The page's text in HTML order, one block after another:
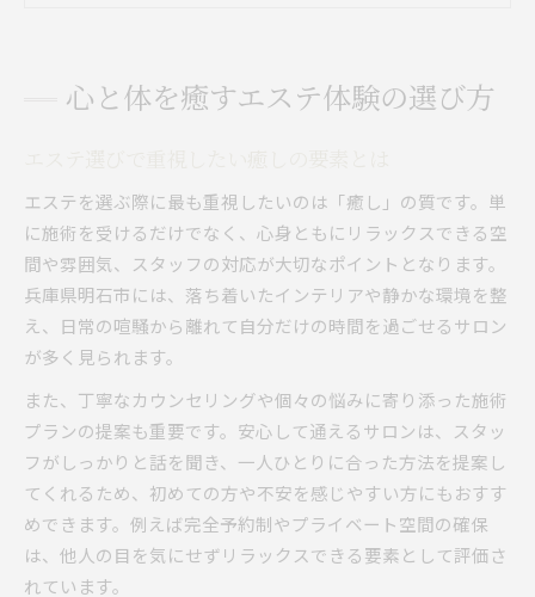
女性が安心できる明石のエステ環境の特徴
安い料金でも安心できるエステの選び方
深夜営業エステが叶える柔軟な通い方
リフレッシュ時間を叶えるマッサージ案内
明石エリアで人気のマッサージとエステ比較
リフレッシュ効果が高いエステ施術の種類
安い価格帯のマッサージでも満足度を得る工夫
中国式マッサージの魅力と注意点を紹介
個室利用で叶う自分だけの癒し時間特集
エステに通うなら知っておきたいポイント
エステ選択で気をつけたい安心安全の基準
安いエステでも技術力を見分けるコツ
心と体を癒すエステ体験の選び方
エステを選ぶ際に最も重視したいのは「癒し」の質です。単
に施術を受けるだけでなく、心身ともにリラックスできる空
間や雰囲気、スタッフの対応が大切なポイントとなります。
兵庫県明石市には、落ち着いたインテリアや静かな環境を整
え、日常の喧騒から離れて自分だけの時間を過ごせるサロン
が多く見られます。
また、丁寧なカウンセリングや個々の悩みに寄り添った施術
プランの提案も重要です。安心して通えるサロンは、スタッ
フがしっかりと話を聞き、一人ひとりに合った方法を提案し
てくれるため、初めての方や不安を感じやすい方にもおすす
めできます。例えば完全予約制やプライベート空間の確保
は、他人の目を気にせずリラックスできる要素として評価さ
れています。